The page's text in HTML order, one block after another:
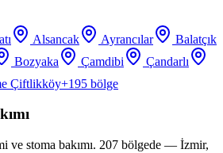
Alsancak Ayrancılar
Balatçık
Bozyaka Çamdibi
Çandarlı
Çiftlikköy+195 bölge
ve stoma bakımı. 207 bölgede — İzmir,